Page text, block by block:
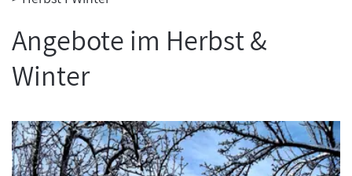
Angebote im Herbst &
Winter